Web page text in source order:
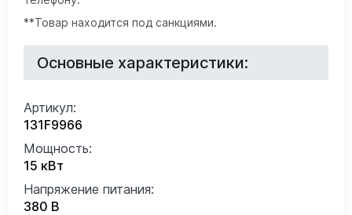
**Товар находится под санкциями.
Основные характеристики:
Артикул:
131F9966
Мощность:
15 кВт
Напряжение питания:
380 В